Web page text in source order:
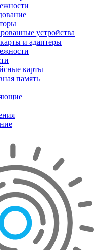
устройства
и адаптеры
карты
память